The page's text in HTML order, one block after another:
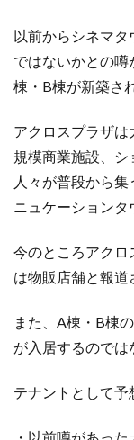
以前からシネマ
ではないかとの
棟・B棟が新築さ
アクロスプラザ
規模商業施設、
人々が普段から
ニュケーションタ
今のところアクロ
は物販店舗と報道
また、A棟・B棟
が入居するのでは
テナントとして予